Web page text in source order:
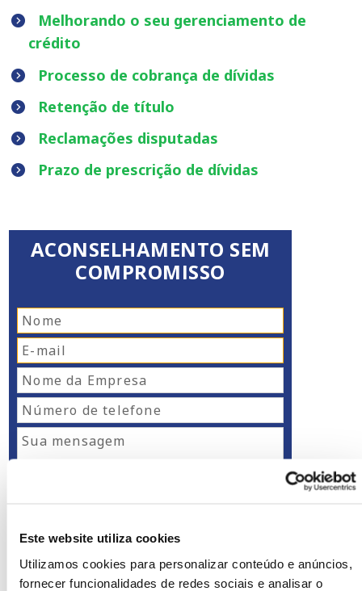
Este website utiliza cookies
Utilizamos cookies para personalizar conteúdo e anúncios,
fornecer funcionalidades de redes sociais e analisar o
Melhorando o seu gerenciamento de
crédito
Processo de cobrança de dívidas
Retenção de título
Reclamações disputadas
Prazo de prescrição de dívidas
ACONSELHAMENTO SEM
COMPROMISSO
Privacidade.
Enviar mensagem